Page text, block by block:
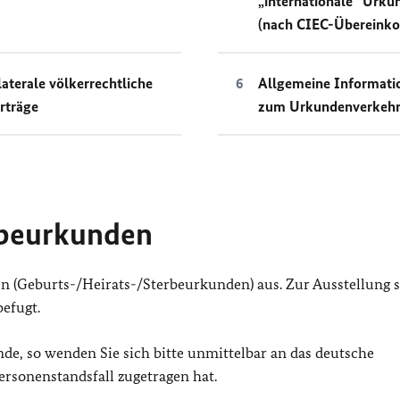
(nach CIEC-
völkerrechtliche
Allgemeine
zum Urkundenverkehr
(Geburts-/Heirats-/Sterbeurkunden) aus. Zur Ausstellung
so wenden Sie sich bitte unmittelbar an das deutsche
zugetragen hat.